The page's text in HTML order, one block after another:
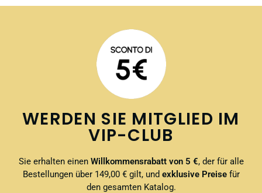
WERDEN SIE MITGLIED IM
VIP-CLUB
Sie erhalten einenWillkommensrabatt von 5 €, der für alle
Bestellungen über 149,00 € gilt, und exklusive Preisefür
den gesamten Katalog.